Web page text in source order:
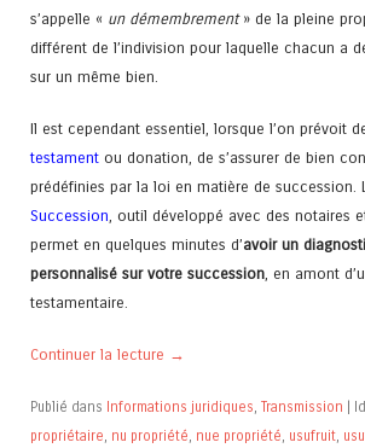
s’appelle « un démembrement» de la pleine
différent de l’indivision pour laquelle chacun a
sur un même bien.
Il est cependant essentiel, lorsque l’on prévoit
testament ou donation, de s’assurer de bien
prédéfinies par la loi en matière de succession.
Succession , outil développé avec des notaires
permet en quelques minutes d’avoir un
personnalisé sur votre succession , en amont
testamentaire.
Continuer la lecture →
Publié dans Informations juridiques, Transmission
propriétaire, nu propriété, nue propriété, usufruit,